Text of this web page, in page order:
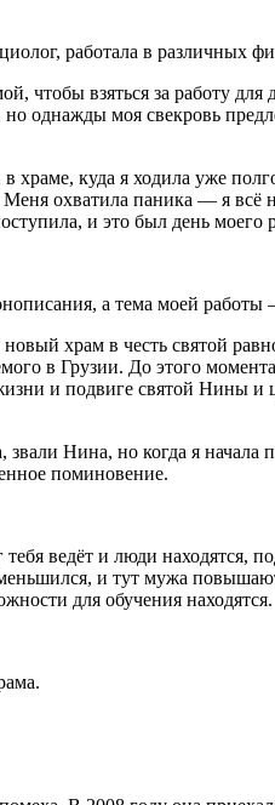
работала в различных
взяться за работу
однажды моя свекровь
куда я ходила уже
охватила паника — я
и это был день моего
а тема моей
храм в честь святой
в Грузии. До этого
и подвиге святой Нины и
звали Нина, но когда я
поминовение.
ведёт и люди находятся,
и тут мужа
для обучения находятся.